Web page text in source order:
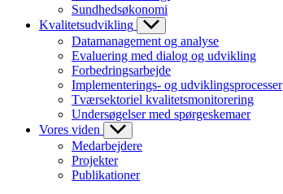
Sundhedsøkonomi
Kvalitetsudvikling
Datamanagement og analyse
Evaluering med dialog og udvikling
Forbedringsarbejde
Implementerings- og udviklingsprocesser
Tværsektoriel kvalitetsmonitorering
Undersøgelser med spørgeskemaer
Vores viden
Medarbejdere
Projekter
Publikationer